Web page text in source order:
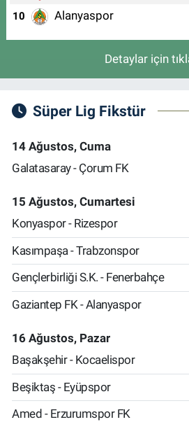
10 Alanyaspor
Detaylar için
Süper Lig Fikstür
14 Ağustos, Cuma
Galatasaray - Çorum FK
15 Ağustos, Cumartesi
Konyaspor - Rizespor
Kasımpaşa - Trabzonspor
Gençlerbirliği S.K. - Fenerbahçe
Gaziantep FK - Alanyaspor
16 Ağustos, Pazar
Başakşehir - Kocaelispor
Beşiktaş - Eyüpspor
Amed - Erzurumspor FK